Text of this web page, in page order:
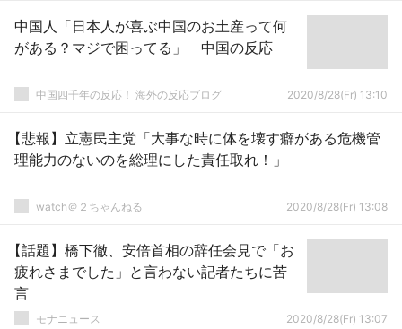
中国人「日本人が喜ぶ中国のお土産って何
がある？マジで困ってる」 中国の反応
中国四千年の反応！ 海外の反応ブログ 2020/8/28(Fr) 13:10
【悲報】立憲民主党「大事な時に体を壊す癖がある危機管
理能力のないのを総理にした責任取れ！」
watch＠２ちゃんねる 2020/8/28(Fr) 13:08
【話題】橋下徹、安倍首相の辞任会見で「お
疲れさまでした」と言わない記者たちに苦
言
モナニュース 2020/8/28(Fr) 13:07